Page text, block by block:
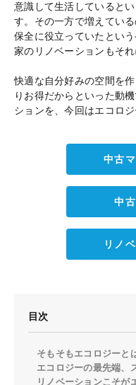
意識して生活していると
す。その一方で増えてい
保全に役立っていたとい
家のリノベーションもそれ
快適な自分好みの空間を
りお得だからといった動
ションを、今回はエコロ
中古
中
リノ
目次
そもそもエコロジーと
エコロジーの最先端、
リノベーションこそが